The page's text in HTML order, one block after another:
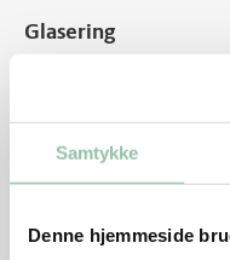
Samtykke
Denne hjemmeside
Glasering
Svits hele løg og
Tilsæt rødvin og
og lidt salt og kog til
og lægger sig om løg
Det tager ca. 15